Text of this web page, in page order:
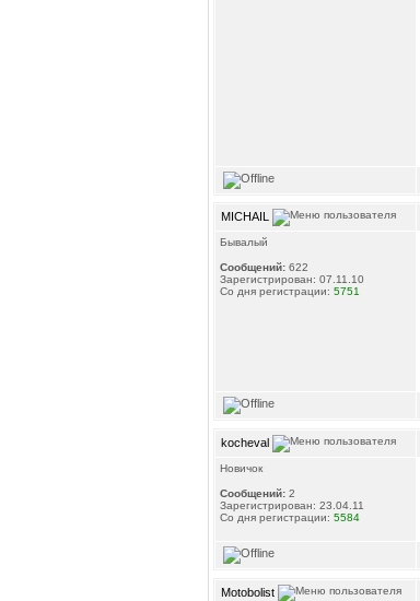
MICHAIL
Бывалый
Сообщений: 622
Зарегистрирован: 07.11.10
Со дня регистрации: 5751
kocheval
Новичок
Сообщений: 2
Зарегистрирован: 23.04.11
Со дня регистрации: 5584
Motobolist